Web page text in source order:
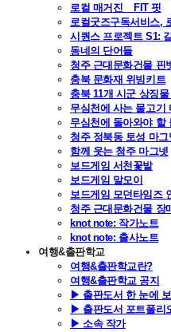
로컬 매거진 _ FIT 핏
로컬굿즈구독서비스,
시퀀스 프로젝트 S1:
동네의 단어들
청주 근대문화건물 핀
충북 문화재 위빙키트
충북 11개 시군 상징
무심천에 사는 물고기
무심천에 돌아와야 할
청주 정북동 토성 마그
함께 웃는 청주 마그넷
보드게임 서천꽃밭
보드게임 말모이
보드게임 모던타임즈
청주 근대문화건물 장
knot note: 작가노트
knot note: 출사노트
여행&출판학교
여행&출판학교란?
여행&출판학교 공지
▶ 출판도서 한 눈에 보
▶ 출판도서 포트폴리
▶ 소속 작가